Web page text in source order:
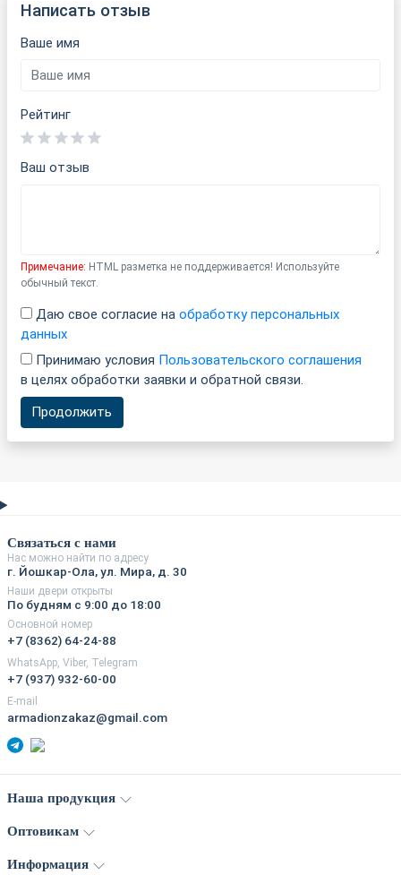
Написать отзыв
Ваше имя
Рейтинг
Ваш отзыв
Примечание: HTML разметка не поддерживается! Используйте
обычный текст.
Даю свое согласие на обработку персональных
данных
Принимаю условия Пользовательского соглашения
в целях обработки заявки и обратной связи.
Продолжить
Связаться с нами
Нас можно найти по адресу
г. Йошкар-Ола, ул. Мира, д. 30
Наши двери открыты
По будням с 9:00 до 18:00
Основной номер
+7 (8362) 64-24-88
WhatsApp, Viber, Telegram
+7 (937) 932-60-00
E-mail
armadionzakaz@gmail.com
Наша продукция
Оптовикам
Информация